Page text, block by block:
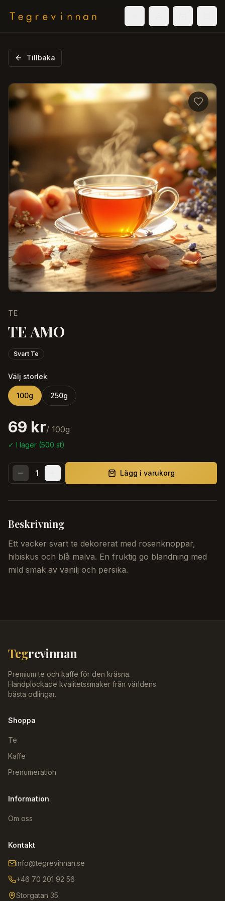
Tillbaka
TE
TE AMO
Svart Te
Välj storlek
100g 250g
69 kr/ 100g
✓ I lager (500 st)
1 Lägg i varukorg
Beskrivning
Ett vacker svart te dekorerat med rosenknoppar,
hibiskus och blå malva. En fruktig go blandning med
mild smak av vanilj och persika.
Tegrevinnan
Premium te och kaffe för den kräsna.
Handplockade kvalitetssmaker från världens
bästa odlingar.
Shoppa
Te
Kaffe
Prenumeration
Information
Om oss
Kontakt
info@tegrevinnan.se
+46 70 201 92 56
Storgatan 35